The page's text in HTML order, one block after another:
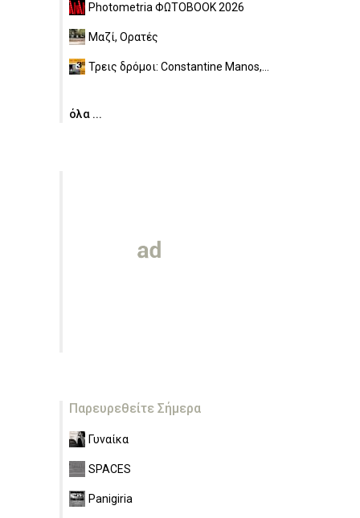
Photometria ΦΩΤΟBOOK 2026
Μαζί, Ορατές
Τρεις δρόμοι: Constantine Manos,...
όλα ...
Παρευρεθείτε Σήμερα
Γυναίκα
SPACES
Panigiria